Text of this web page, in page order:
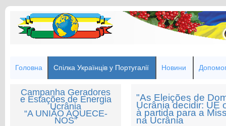
Головна Спілка Українців у Португалії Новини
Campanha Geradores
e Estações de Energia
Ucrânia
“A UNIÃO AQUECE-
NOS”
"As Eleições de
Ucrânia decidir: UE
à partida para a
na Ucrânia